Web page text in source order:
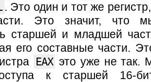
. Это один и тот же
Это значит, что
старшей и младшей
его составные части.
EAX это уже не так.
к старшей 16-